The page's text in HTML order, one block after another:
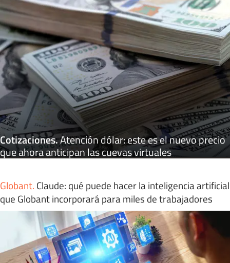
Cotizaciones.Atención dólar: este es el nuevo precio
que ahora anticipan las cuevas virtuales
Globant. Claude: qué puede hacer la inteligencia artificial
que Globant incorporará para miles de trabajadores